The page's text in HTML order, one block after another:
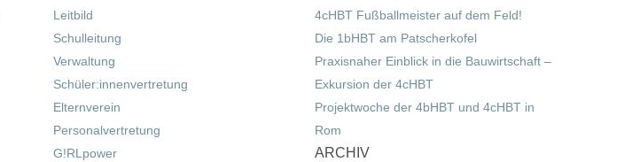
Leitbild
Schulleitung
Verwaltung
Schüler:innenvertretung
Elternverein
Personalvertretung
G!RLpower
4cHBT Fußballmeister auf dem Feld!
Die 1bHBT am Patscherkofel
Praxisnaher Einblick in die Bauwirtschaft –
Exkursion der 4cHBT
Projektwoche der 4bHBT und 4cHBT in
Rom
ARCHIV